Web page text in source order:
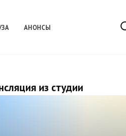
АНОНСЫ
из студии